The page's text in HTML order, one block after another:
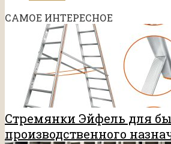
САМОЕ ИНТЕРЕСНОЕ
Стремянки Эйфель для
производственного